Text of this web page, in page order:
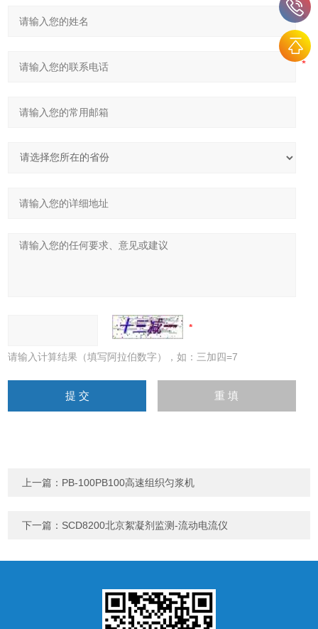
请输入计算结果（填写阿拉伯数字），如：三加四=7
上一篇： PB-100PB100高速组织匀浆机
下一篇： SCD8200北京絮凝剂监测-流动电流仪